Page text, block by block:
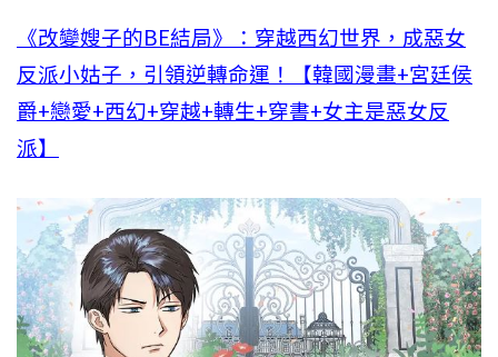
《改變嫂子的BE結局》：穿越西幻世界，成惡女
反派小姑子，引領逆轉命運！【韓國漫畫+宮廷侯
爵+戀愛+西幻+穿越+轉生+穿書+女主是惡女反
派】